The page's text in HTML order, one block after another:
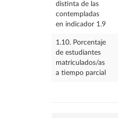
distinta de las
contempladas
en indicador 1.9
1.10. Porcentaje
de estudiantes
matriculados/as
a tiempo parcial